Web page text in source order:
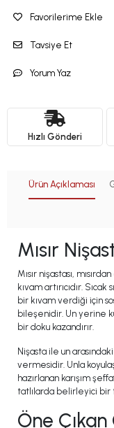
Favorilerime Ekle
Tavsiye Et
Yorum Yaz
Hızlı Gönderi
Ürün Açıklaması
Mısır
Mısır nişastası,
kıvam artırıcıdır.
bir kıvam verdiği için
bileşenidir. Un yerine
bir doku kazandırır.
Nişasta ile un
vermesidir. Unla
hazırlanan karışım
tatlılarda belirleyici bir
Öne